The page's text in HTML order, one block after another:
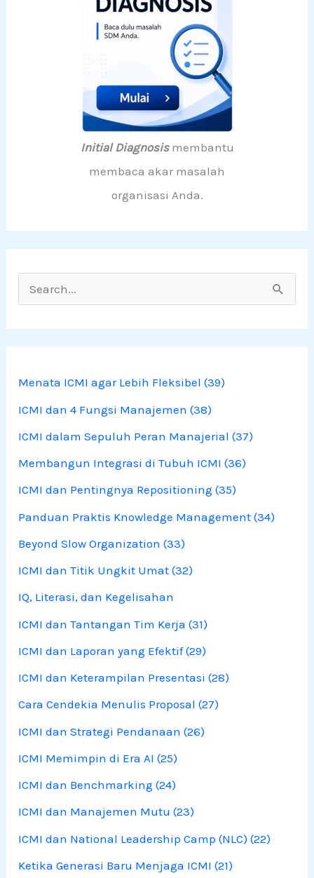
Initial Diagnosismembantu
membaca akar masalah
organisasi Anda.
c
h
f
o
r
Menata ICMI agar Lebih Fleksibel (39)
ICMI dan 4 Fungsi Manajemen (38)
ICMI dalam Sepuluh Peran Manajerial (37)
Membangun Integrasi di Tubuh ICMI (36)
ICMI dan Pentingnya Repositioning (35)
Panduan Praktis Knowledge Management (34)
Beyond Slow Organization (33)
ICMI dan Titik Ungkit Umat (32)
IQ, Literasi, dan Kegelisahan
ICMI dan Tantangan Tim Kerja (31)
ICMI dan Laporan yang Efektif (29)
ICMI dan Keterampilan Presentasi (28)
Cara Cendekia Menulis Proposal (27)
ICMI dan Strategi Pendanaan (26)
ICMI Memimpin di Era AI (25)
ICMI dan Benchmarking (24)
ICMI dan Manajemen Mutu (23)
ICMI dan National Leadership Camp (NLC) (22)
Ketika Generasi Baru Menjaga ICMI (21)